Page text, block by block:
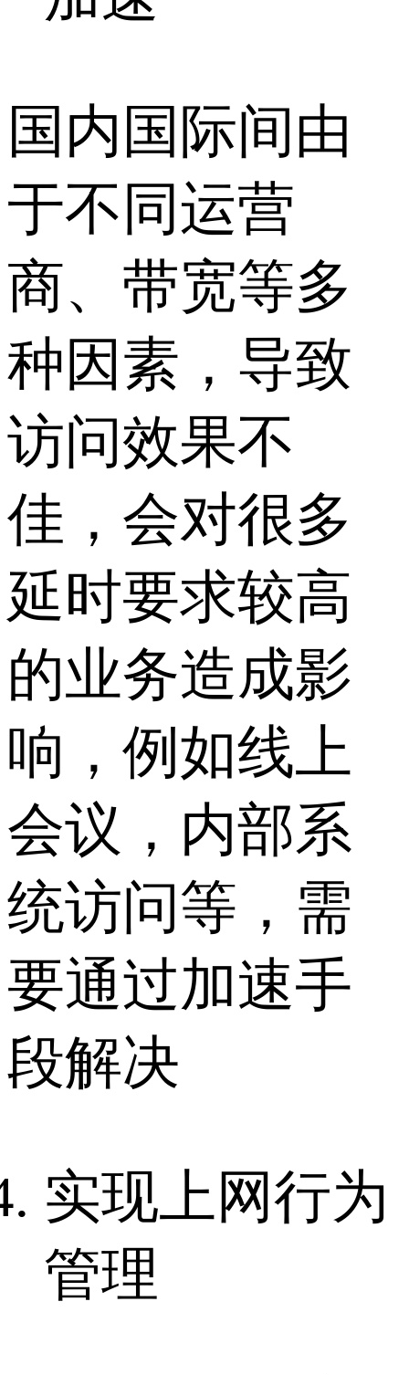
国内国际间由
于不同运营
商、带宽等多
种因素，导致
访问效果不
佳，会对很多
延时要求较高
的业务造成影
响，例如线上
会议，内部系
统访问等，需
要通过加速手
段解决
实现上网行为
管理